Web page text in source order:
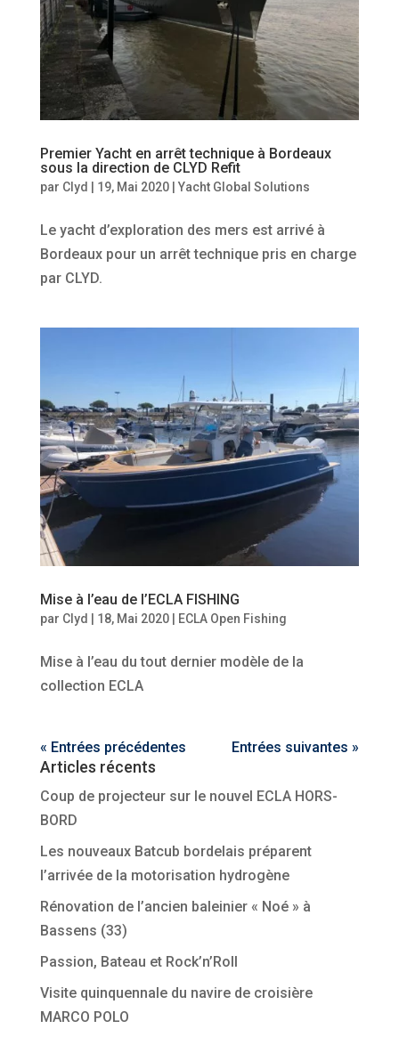
Premier Yacht en arrêt technique à Bordeaux
sous la direction de CLYD Refit
par Clyd 19, Mai 2020| Yacht Global Solutions
Le yacht d’exploration des mers est arrivé à
Bordeaux pour un arrêt technique pris en charge
par CLYD.
Mise à l’eau de l’ECLA FISHING
par Clyd 18, Mai 2020| ECLA Open Fishing
Mise à l’eau du tout dernier modèle de la
collection ECLA
« Entrées précédentes Entrées suivantes »
Articles récents
Coup de projecteur sur le nouvel ECLA HORS-
BORD
Les nouveaux Batcub bordelais préparent
l’arrivée de la motorisation hydrogène
Rénovation de l’ancien baleinier « Noé » à
Bassens (33)
Passion, Bateau et Rock’n’Roll
Visite quinquennale du navire de croisière
MARCO POLO